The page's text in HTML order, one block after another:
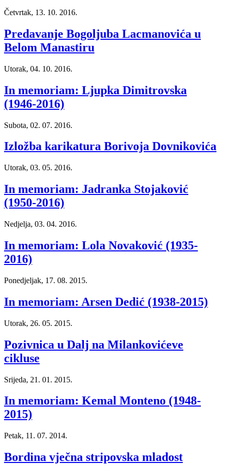
Četvrtak, 13. 10. 2016.
Predavanje Bogoljuba Lacmanovića u
Belom Manastiru
Utorak, 04. 10. 2016.
In memoriam: Ljupka Dimitrovska
(1946-2016)
Subota, 02. 07. 2016.
Izložba karikatura Borivoja Dovnikovića
Utorak, 03. 05. 2016.
In memoriam: Jadranka Stojaković
(1950-2016)
Nedjelja, 03. 04. 2016.
In memoriam: Lola Novaković (1935-
2016)
Ponedjeljak, 17. 08. 2015.
In memoriam: Arsen Dedić (1938-2015)
Utorak, 26. 05. 2015.
Pozivnica u Dalj na Milankovićeve
cikluse
Srijeda, 21. 01. 2015.
In memoriam: Kemal Monteno (1948-
2015)
Petak, 11. 07. 2014.
Bordina vječna stripovska mladost